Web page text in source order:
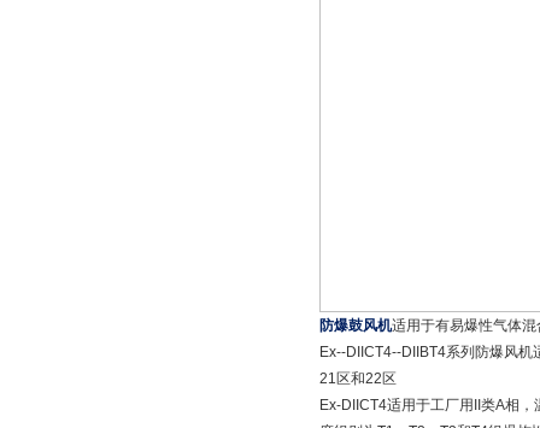
防爆鼓风机适用于有易爆性气体
Ex--DIICT4--DIIBT4系列防爆风
21区和22区
Ex-DIICT4适用于工厂用II类A相